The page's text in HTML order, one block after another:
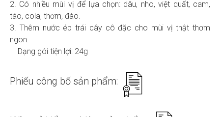
2. Có nhiều mùi vị để lựa chọn: dâu, nho, việt quất, cam,
táo, cola, thơm, đào.
3. Thêm nước ép trái cây cô đặc cho mùi vị thật thơm
ngon.
Dạng gói tiện lợi: 24g
Phiếu công bố sản phẩm: